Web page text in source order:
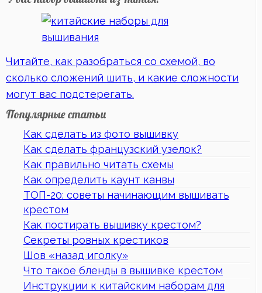
Читайте, как разобраться со схемой, во
сколько сложений шить, и какие сложности
могут вас подстерегать.
Популярные статьи
Как сделать из фото вышивку
Как сделать французский узелок?
Как правильно читать схемы
Как определить каунт канвы
ТОП-20: советы начинающим вышивать
крестом
Как постирать вышивку крестом?
Секреты ровных крестиков
Шов «назад иголку»
Что такое бленды в вышивке крестом
Инструкции к китайским наборам для